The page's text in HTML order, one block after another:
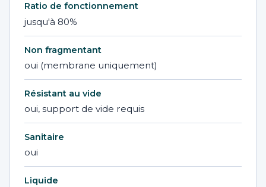
Ratio de fonctionnement
jusqu'à 80%
Non fragmentant
oui (membrane uniquement)
Résistant au vide
oui, support de vide requis
Sanitaire
oui
Liquide